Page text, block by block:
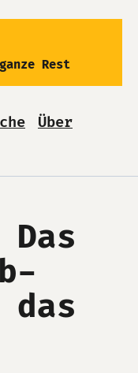
Rest
Über